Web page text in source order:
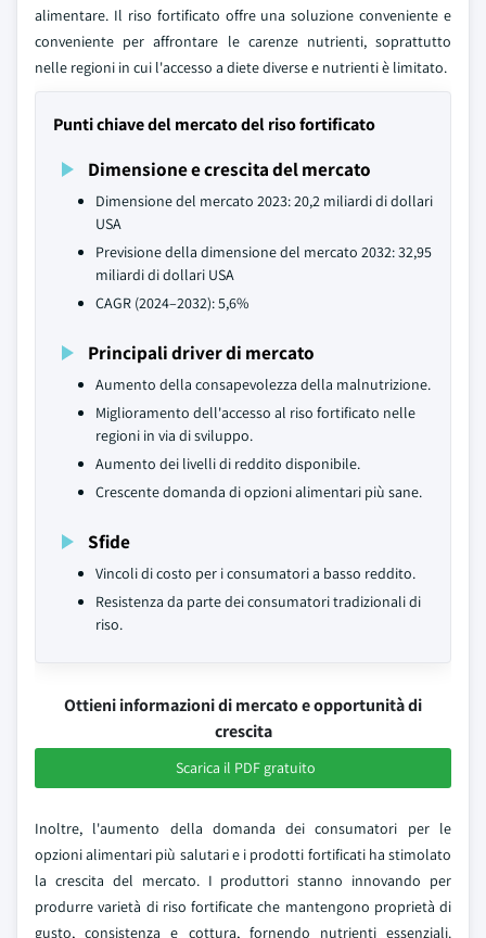
alimentare. Il riso fortificato offre una soluzione conveniente e
conveniente per affrontare le carenze nutrienti, soprattutto
nelle regioni in cui l'accesso a diete diverse e nutrienti è limitato.
Punti chiave del mercato del riso fortificato
Dimensione e crescita del mercato
Dimensione del mercato 2023: 20,2 miliardi di dollari
USA
Previsione della dimensione del mercato 2032: 32,95
miliardi di dollari USA
CAGR (2024–2032): 5,6%
Principali driver di mercato
Aumento della consapevolezza della malnutrizione.
Miglioramento dell'accesso al riso fortificato nelle
regioni in via di sviluppo.
Aumento dei livelli di reddito disponibile.
Crescente domanda di opzioni alimentari più sane.
Sfide
Vincoli di costo per i consumatori a basso reddito.
Resistenza da parte dei consumatori tradizionali di
riso.
Ottieni informazioni di mercato e opportunità di
crescita
Scarica il PDF gratuito
Inoltre, l'aumento della domanda dei consumatori per le
opzioni alimentari più salutari e i prodotti fortificati ha stimolato
la crescita del mercato. I produttori stanno innovando per
produrre varietà di riso fortificate che mantengono proprietà di
gusto, consistenza e cottura, fornendo nutrienti essenziali.